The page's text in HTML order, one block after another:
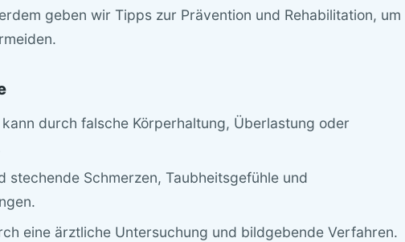
geben wir Tipps zur Prävention und Rehabilitation, um
durch falsche Körperhaltung, Überlastung oder
stechende Schmerzen, Taubheitsgefühle und
eine ärztliche Untersuchung und bildgebende Verfahren.